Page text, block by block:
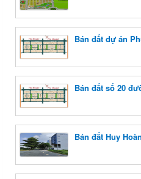
Bán đất dự án
Bán đất số 20
Bán đất Huy